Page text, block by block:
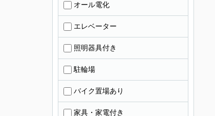
オール電化
エレベーター
照明器具付き
駐輪場
バイク置場あり
家具・家電付き